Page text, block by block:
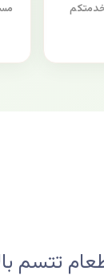
تتسم